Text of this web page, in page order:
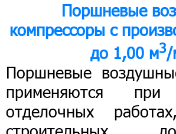
Поршневые
компрессоры с
до 1,00 м3/
Поршневые
применяются при
отделочных